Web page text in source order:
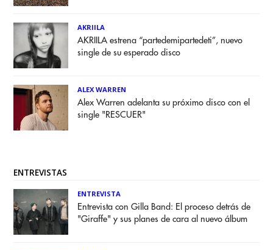
AKRIILA
AKRIILA estrena “partedemipartedeti”, nuevo
single de su esperado disco
ALEX WARREN
Alex Warren adelanta su próximo disco con el
single "RESCUER"
ENTREVISTAS
ENTREVISTA
Entrevista con Gilla Band: El proceso detrás de
"Giraffe" y sus planes de cara al nuevo álbum